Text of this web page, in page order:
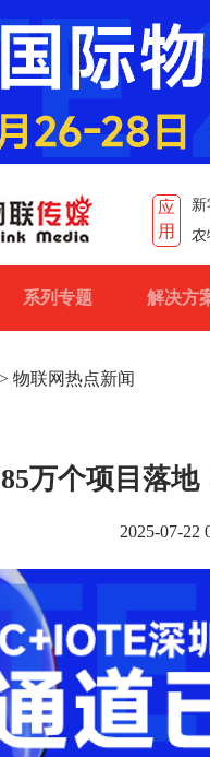
应
用
新
农
系列专题 解决方
物联网热点新闻
万个项目落
2025-07-22